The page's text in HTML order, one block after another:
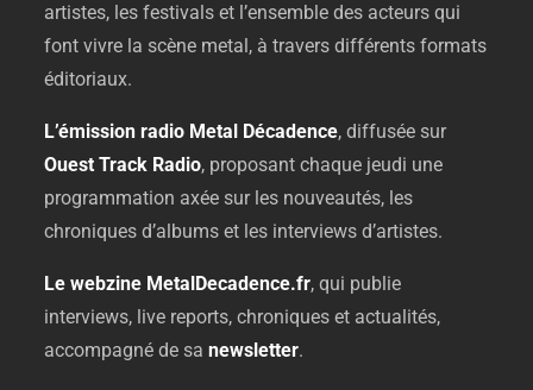
artistes, lesfestivalset l’ensembledes acteursqui
fontvivre la scène metal, àtraversdifférentsformats
éditoriaux.
L’émissionradio Metal Décadence,diffusée sur
OuestTrack Radio, proposantchaque jeudi une
programmation axée sur les nouveautés, les
chroniquesd’albumset les interviewsd’artistes.
Lewebzine MetalDecadence.fr,qui publie
interviews, live reports,chroniqueset actualités,
accompagnéde sanewsletter.